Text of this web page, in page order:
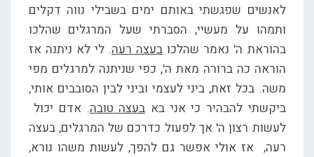
לאנשים שפגשתי באותם ימים בשבילי נווה דקלים
ותמהו על מעשיי, הסברתי שעל המרגלים שהלכו
בהוראת ה' נאמר שהלכו בעצה רעה. לי לא ניתנה אז
הוראה כה ברורה מאת ה', כפי שניתנה למרגלים מפי
משה. בכל זאת, ביני לעצמי וביני לבין הסובבים אותי,
ביקשתי להבהיר כי אני בא בעצה טובה. אדם יכול
לעשות רצון ה' אך לפעול כדרכם של המרגלים, בעצה
רעה, אז אולי אפשר גם להפך, לעשות משהו נורא,